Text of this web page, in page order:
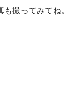
撮ってみてね。